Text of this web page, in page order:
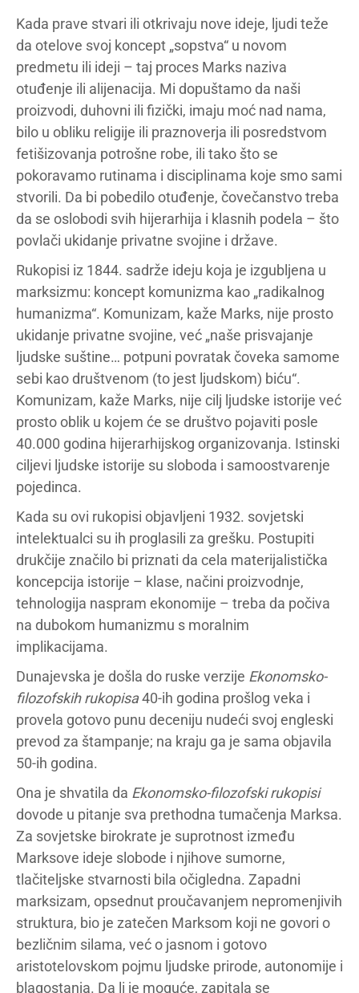
Kada prave stvari ili otkrivaju nove ideje, ljudi teže
da otelove svoj koncept „sopstva“ u novom
predmetu ili ideji – taj proces Marks naziva
otuđenje ili alijenacija. Mi dopuštamo da naši
proizvodi, duhovni ili fizički, imaju moć nad nama,
bilo u obliku religije ili praznoverja ili posredstvom
fetišizovanja potrošne robe, ili tako što se
pokoravamo rutinama i disciplinama koje smo sami
stvorili. Da bi pobedilo otuđenje, čovečanstvo treba
da se oslobodi svih hijerarhija i klasnih podela – što
povlači ukidanje privatne svojine i države.
Rukopisi iz 1844. sadrže ideju koja je izgubljena u
marksizmu: koncept komunizma kao „radikalnog
humanizma“. Komunizam, kaže Marks, nije prosto
ukidanje privatne svojine, već „naše prisvajanje
ljudske suštine… potpuni povratak čoveka samome
sebi kao društvenom (to jest ljudskom) biću“.
Komunizam, kaže Marks, nije cilj ljudske istorije već
prosto oblik u kojem će se društvo pojaviti posle
40.000 godina hijerarhijskog organizovanja. Istinski
ciljevi ljudske istorije su sloboda i samoostvarenje
pojedinca.
Kada su ovi rukopisi objavljeni 1932. sovjetski
intelektualci su ih proglasili za grešku. Postupiti
drukčije značilo bi priznati da cela materijalistička
koncepcija istorije – klase, načini proizvodnje,
tehnologija naspram ekonomije – treba da počiva
na dubokom humanizmu s moralnim
implikacijama.
Dunajevska je došla do ruske verzije Ekonomsko-
filozofskih rukopisa40-ih godina prošlog veka i
provela gotovo punu deceniju nudeći svoj engleski
prevod za štampanje; na kraju ga je sama objavila
50-ih godina.
Ona je shvatila da Ekonomsko-filozofski rukopisi
dovode u pitanje sva prethodna tumačenja Marksa.
Za sovjetske birokrate je suprotnost između
Marksove ideje slobode i njihove sumorne,
tlačiteljske stvarnosti bila očigledna. Zapadni
marksizam, opsednut proučavanjem nepromenjivih
struktura, bio je zatečen Marksom koji ne govori o
bezličnim silama, već o jasnom i gotovo
aristotelovskom pojmu ljudske prirode, autonomije i
blagostanja. Da li je moguće, zapitala se